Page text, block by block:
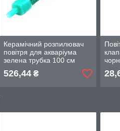
Керамічний розпилювач
повітря для акваріума
зелена трубка 100 см
526,44₴
(5-5)